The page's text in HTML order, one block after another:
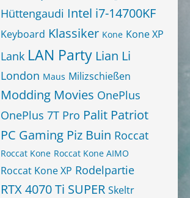
Hüttengaudi Intel i7-14700KF
Keyboard Klassiker Kone Kone XP
Lank LAN Party Lian Li
London Maus Milizschießen
Modding Movies OnePlus
OnePlus 7T Pro Palit Patriot
PC Gaming Piz Buin Roccat
Roccat Kone Roccat Kone AIMO
Roccat Kone XP Rodelpartie
RTX 4070 Ti SUPER Skeltr